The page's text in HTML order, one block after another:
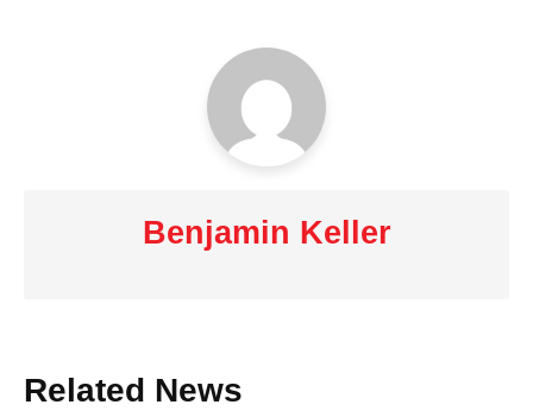
Benjamin Keller
Related News